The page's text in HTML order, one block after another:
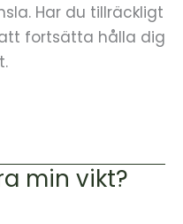
Har du tillräckligt
fortsätta hålla dig
min vikt?